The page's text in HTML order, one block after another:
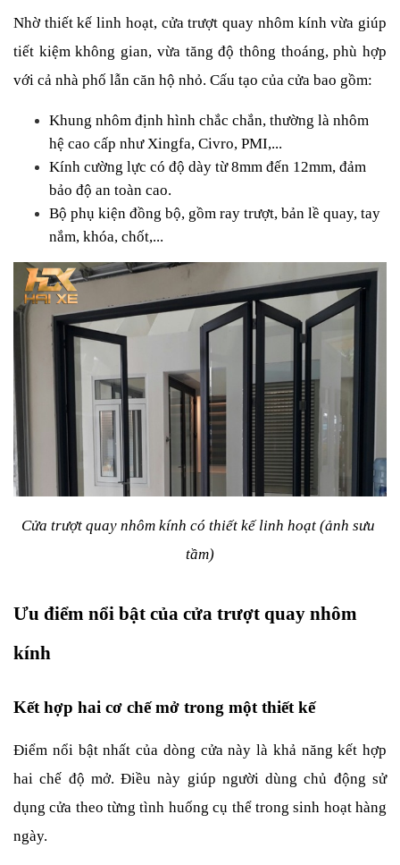
Nhờ thiết kế linh hoạt, cửa trượt quay nhôm kính vừa giúp
tiết kiệm không gian, vừa tăng độ thông thoáng, phù hợp
với cả nhà phố lẫn căn hộ nhỏ. Cấu tạo của cửa bao gồm:
Khung nhôm định hình chắc chắn, thường là nhôm
hệ cao cấp như Xingfa, Civro, PMI,...
Kính cường lực có độ dày từ 8mm đến 12mm, đảm
bảo độ an toàn cao.
Bộ phụ kiện đồng bộ, gồm ray trượt, bản lề quay, tay
nắm, khóa, chốt,...
Cửa trượt quay nhôm kính có thiết kế linh hoạt (ảnh sưu
tầm)
Ưu điểm nổi bật của cửa trượt quay nhôm
kính
Kết hợp hai cơ chế mở trong một thiết kế
Điểm nổi bật nhất của dòng cửa này là khả năng kết hợp
hai chế độ mở. Điều này giúp người dùng chủ động sử
dụng cửa theo từng tình huống cụ thể trong sinh hoạt hàng
ngày.